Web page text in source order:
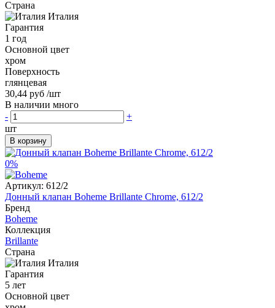
Страна
Италия
Гарантия
1 год
Основной цвет
хром
Поверхность
глянцевая
30,44 руб /шт
В наличии много
-
+
шт
В корзину
0%
Артикул: 612/2
Донный клапан Boheme Brillante Chrome, 612/2
Бренд
Boheme
Коллекция
Brillante
Страна
Италия
Гарантия
5 лет
Основной цвет